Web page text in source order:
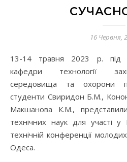
16 Червня,
13-14 травня 2023 р. під керівництвом доцента
кафедри технології
середовища та охорони
студенти Свиридон Б.М.,
Макшанова К.М.,
технічних наук для участі у
технічній конференції
Одеса.